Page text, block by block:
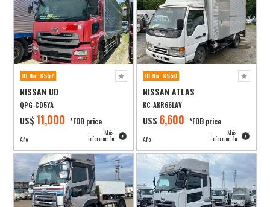
ID No. 6557
NISSAN UD
QPG-CD5YA
US$ 11,000 *FOB price
Año:
Más
información
ID No. 6550
NISSAN ATLAS
KC-AKR66LAV
US$ 6,600 *FOB price
Año:
Más
información